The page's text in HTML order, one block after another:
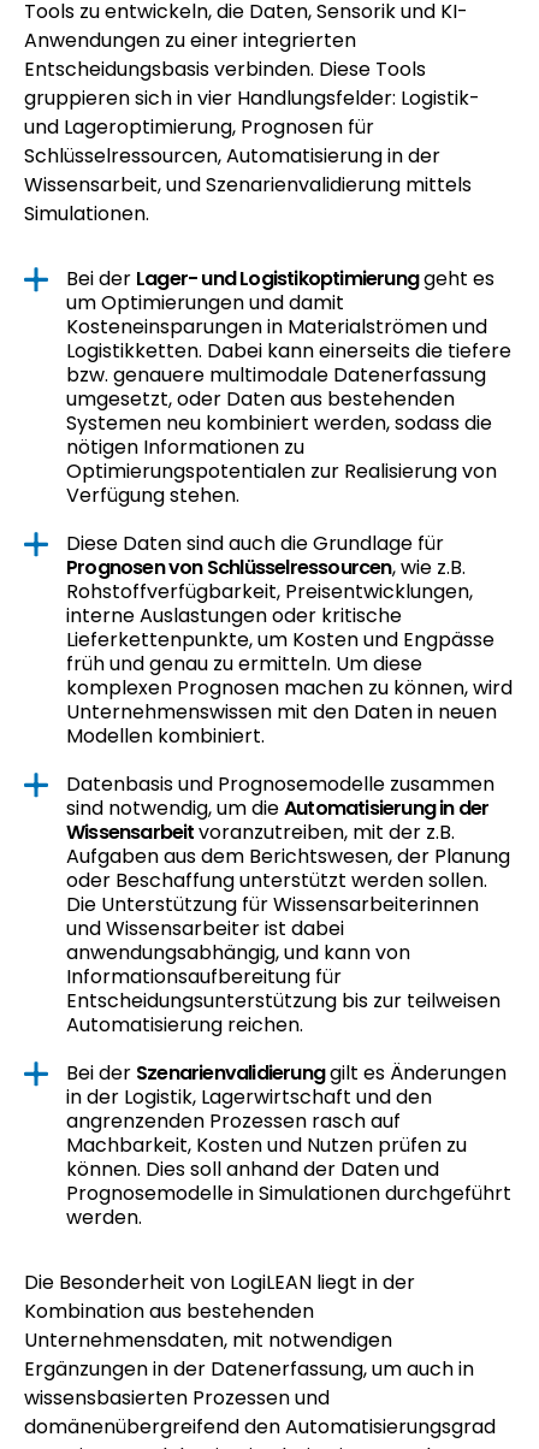
Tools zu entwickeln, die Daten, Sensorik und KI-
Anwendungen zu einer integrierten
Entscheidungsbasis verbinden. Diese Tools
gruppieren sich in vier Handlungsfelder: Logistik-
und Lageroptimierung, Prognosen für
Schlüsselressourcen, Automatisierung in der
Wissensarbeit, und Szenarienvalidierung mittels
Simulationen.
Bei der Lager- und Logistikoptimierunggeht es
um Optimierungen und damit
Kosteneinsparungen in Materialströmen und
Logistikketten. Dabei kann einerseits die tiefere
bzw. genauere multimodale Datenerfassung
umgesetzt, oder Daten aus bestehenden
Systemen neu kombiniert werden, sodass die
nötigen Informationen zu
Optimierungspotentialen zur Realisierung von
Verfügung stehen.
Diese Daten sind auch die Grundlage für
Prognosen von Schlüsselressourcen, wie z.B.
Rohstoffverfügbarkeit, Preisentwicklungen,
interne Auslastungen oder kritische
Lieferkettenpunkte, um Kosten und Engpässe
früh und genau zu ermitteln. Um diese
komplexen Prognosen machen zu können, wird
Unternehmenswissen mit den Daten in neuen
Modellen kombiniert.
Datenbasis und Prognosemodelle zusammen
sind notwendig, um dieAutomatisierung in der
Wissensarbeitvoranzutreiben, mit der z.B.
Aufgaben aus dem Berichtswesen, der Planung
oder Beschaffung unterstützt werden sollen.
Die Unterstützung für Wissensarbeiterinnen
und Wissensarbeiter ist dabei
anwendungsabhängig, und kann von
Informationsaufbereitung für
Entscheidungsunterstützung bis zur teilweisen
Automatisierung reichen.
Bei der Szenarienvalidierunggilt es Änderungen
in der Logistik, Lagerwirtschaft und den
angrenzenden Prozessen rasch auf
Machbarkeit, Kosten und Nutzen prüfen zu
können. Dies soll anhand der Daten und
Prognosemodelle in Simulationen durchgeführt
werden.
Die Besonderheit von LogiLEAN liegt in der
Kombination aus bestehenden
Unternehmensdaten, mit notwendigen
Ergänzungen in der Datenerfassung, um auch in
wissensbasierten Prozessen und
domänenübergreifend den Automatisierungsgrad